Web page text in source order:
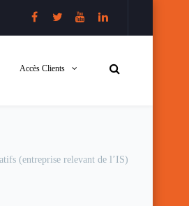
Accès Clients
(entreprise relevant de l’IS)